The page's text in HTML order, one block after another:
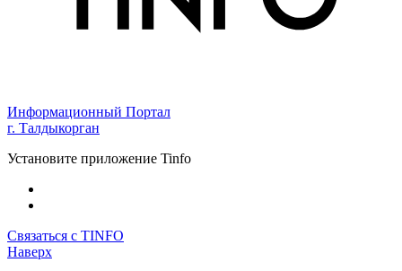
Информационный Портал
г. Талдыкорган
Установите приложение Tinfo
Связаться с TINFO
Наверх